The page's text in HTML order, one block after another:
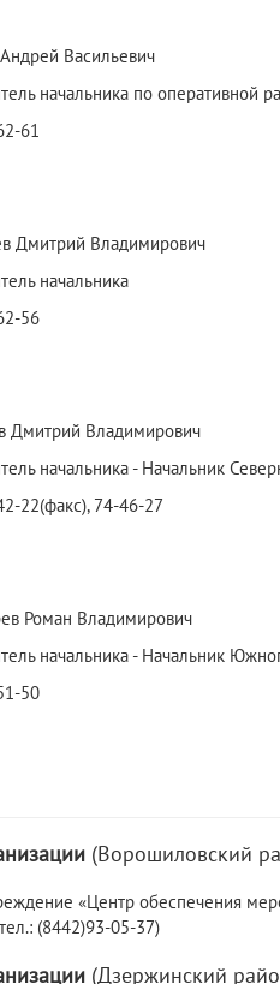
Васильевич
начальника по оперативной
61
Дмитрий Владимирович
начальника
56
Дмитрий Владимирович
начальника - Начальник
22(факс), 74-46-27
Роман Владимирович
начальника - Начальник
50
(Ворошиловский
«Центр обеспечения
(8442)93-05-37)
(Дзержинский